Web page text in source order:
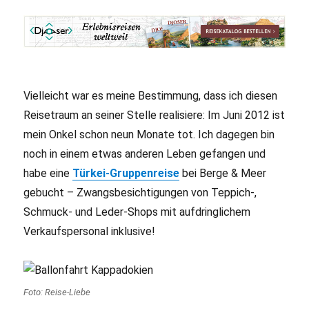
Vielleicht war es meine Bestimmung, dass ich diesen
Reisetraum an seiner Stelle realisiere: Im Juni 2012 ist
mein Onkel schon neun Monate tot. Ich dagegen bin
noch in einem etwas anderen Leben gefangen und
habe eine Türkei-Gruppenreise bei Berge & Meer
gebucht – Zwangsbesichtigungen von Teppich-,
Schmuck- und Leder-Shops mit aufdringlichem
Verkaufspersonal inklusive!
Foto: Reise-Liebe